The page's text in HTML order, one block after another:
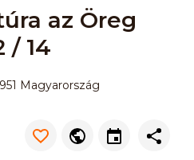
az Öreg
/ 14
Magyarország